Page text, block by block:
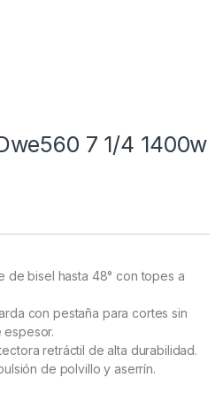
7 1/4 1400w
de bisel hasta 48° con topes a
con pestaña para cortes sin
espesor.
retráctil de alta durabilidad.
de polvillo y aserrín.